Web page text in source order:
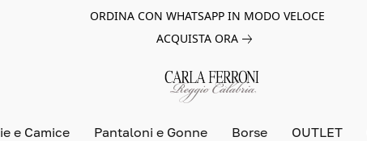
ORDINA CON WHATSAPP IN MODO VELOCE
ACQUISTA ORA
e Camice Pantaloni e Gonne Borse OUTLET